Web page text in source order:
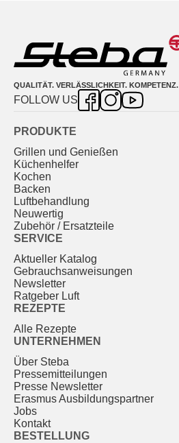
QUALITÄT. VERLÄSSLICHKEIT. KOMPETENZ.
FOLLOW US
PRODUKTE
Grillen und Genießen
Küchenhelfer
Kochen
Backen
Luftbehandlung
Neuwertig
Zubehör / Ersatzteile
SERVICE
Aktueller Katalog
Gebrauchs­anweisungen
Newsletter
Ratgeber Luft
REZEPTE
Alle Rezepte
UNTERNEHMEN
Über Steba
Pressemitteilungen
Presse Newsletter
Erasmus Ausbildungspartner
Jobs
Kontakt
BESTELLUNG